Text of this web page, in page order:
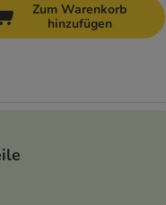
Zum Warenkorb
hinzufügen